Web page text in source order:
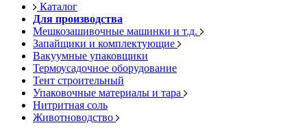
Каталог
Для производства
Мешкозашивочные машинки и т.д.
Запайщики и комплектующие
Вакуумные упаковщики
Термоусадочное оборудование
Тент строительный
Упаковочные материалы и тара
Нитритная соль
Животноводство